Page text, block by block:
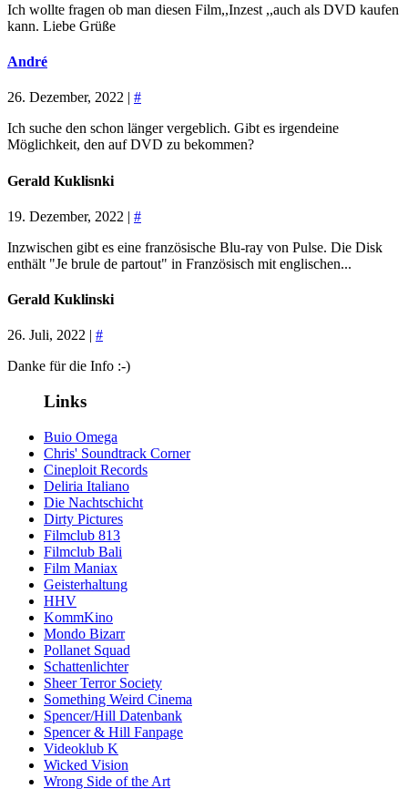
Ich wollte fragen ob man diesen Film,,Inzest ,,auch als DVD kaufen
kann. Liebe Grüße
André
26. Dezember, 2022 | #
Ich suche den schon länger vergeblich. Gibt es irgendeine
Möglichkeit, den auf DVD zu bekommen?
Gerald Kuklisnki
19. Dezember, 2022 | #
Inzwischen gibt es eine französische Blu-ray von Pulse. Die Disk
enthält "Je brule de partout" in Französisch mit englischen...
Gerald Kuklinski
26. Juli, 2022 | #
Danke für die Info :-)
Links
Buio Omega
Chris' Soundtrack Corner
Cineploit Records
Deliria Italiano
Die Nachtschicht
Dirty Pictures
Filmclub 813
Filmclub Bali
Film Maniax
Geisterhaltung
HHV
KommKino
Mondo Bizarr
Pollanet Squad
Schattenlichter
Sheer Terror Society
Something Weird Cinema
Spencer/Hill Datenbank
Spencer & Hill Fanpage
Videoklub K
Wicked Vision
Wrong Side of the Art